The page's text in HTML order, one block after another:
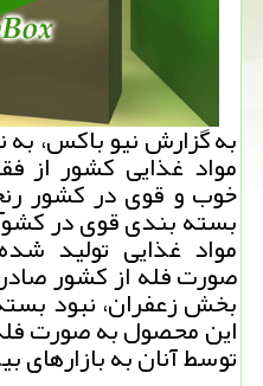
به گزارش نیو باكس،
مواد غذایی كشور از
خوب و قوی در كشور
بسته بندی قوی در
مواد غذایی تولید
صورت فله از كشور
بخش زعفران، نبود
این محصول به صورت
توسط آنان به بازارهای